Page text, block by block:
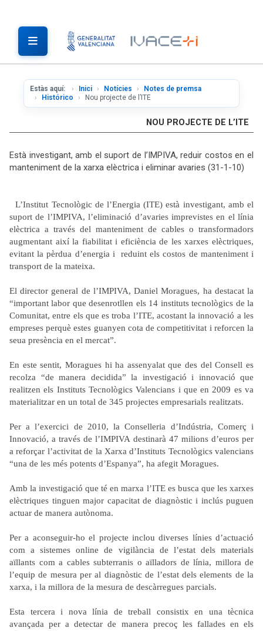
Estàs aquí: Inici Notícies
Notes de premsa
Histórico
Nou projecte de l’ITE
NOU PROJECTE DE L’ITE
Està investigant, amb el suport de l’IMPIVA, reduir costos en el
manteniment de la xarxa elèctrica i eliminar avaries (31-1-10)
L’Institut Tecnològic de l’Energia (ITE) està investigant, amb el
suport de l’IMPIVA, l’eliminació d’avaries imprevistes en el línia
elèctrica a través del manteniment de cables o transformadors
augmentant així la fiabilitat i eficiència de les xarxes elèctriques,
evitant la pèrdua d’energia i reduint els costos de manteniment i
transport de la mateixa.
El director general de l’IMPIVA, Daniel Moragues, ha destacat la
“important labor que desenrotllen els 14 instituts tecnològics de la
Comunitat, entre els que es troba l’ITE, acostant la innovació a les
empreses perquè estes guanyen cota de competitivitat i reforcen la
seua presència en el mercat”.
En este sentit, Moragues hi ha assenyalat que des del Consell es
recolza “de manera decidida” la investigació i innovació que
realitzen els Instituts Tecnològics Valencians i que en 2009 es va
materialitzar en un total de 345 projectes empresarials realitzats.
Per a l’exercici de 2010, la Conselleria d’Indústria, Comerç i
Innovació, a través de l’IMPIVA destinarà 47 milions d’euros per
a reforçar l’activitat de la Xarxa d’Instituts Tecnològics valencians
“una de les més potents d’Espanya”, ha afegit Moragues.
Amb la investigació que té en marxa l’ITE es busca que les xarxes
elèctriques tinguen major capacitat de diagnòstic i inclús puguen
actuar de manera autònoma.
Per a aconseguir-ho el projecte inclou diverses línies d’actuació
com a sistemes online de vigilància de l’estat dels materials
aïllants com a cables subterranis o aïlladors de línia, millora de
l’equip de mesura per al diagnòstic de l’estat dels elements de la
xarxa, i la millora de la mesura de descàrregues parcials.
Esta tercera i nova línia de treball consistix en una tècnica
avançada per a detectar de manera precoç les fallades en els